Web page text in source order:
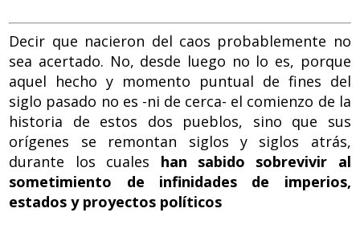
Decir que nacieron del caos probablemente no
sea acertado. No, desde luego no lo es, porque
aquel hecho y momento puntual de fines del
siglo pasado no es -ni de cerca- el comienzo de la
historia de estos dos pueblos, sino que sus
orígenes se remontan siglos y siglos atrás,
durante los cuales han sabido sobrevivir al
sometimiento de infinidades de imperios,
estados y proyectos políticos